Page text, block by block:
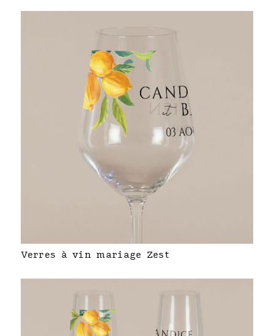
Verres à vin mariage Zest